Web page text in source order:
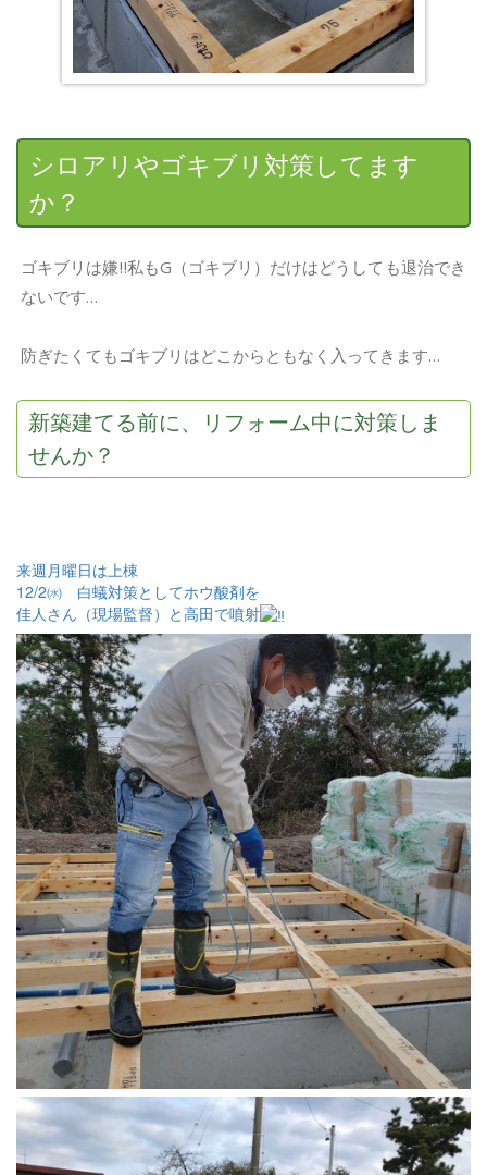
シロアリやゴキブリ対策してます
か？
ゴキブリは嫌‼私もG（ゴキブリ）だけはどうしても退治でき
ないです…
防ぎたくてもゴキブリはどこからともなく入ってきます…
新築建てる前に、リフォーム中に対策しま
せんか？
来週月曜日は上棟
12/2㈬ 白蟻対策としてホウ酸剤を
佳人さん（現場監督）と高田で噴射